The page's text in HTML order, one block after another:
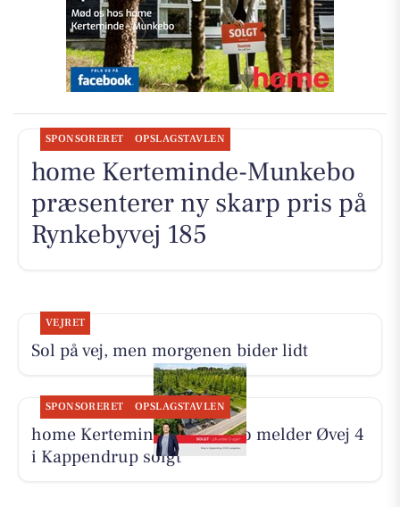
SPONSORERET OPSLAGSTAVLEN
home Kerteminde-Munkebo
præsenterer ny skarp pris på
Rynkebyvej 185
VEJRET
Sol på vej, men morgenen bider lidt
SPONSORERET OPSLAGSTAVLEN
home Kerteminde-Munkebo melder Øvej 4
i Kappendrup solgt